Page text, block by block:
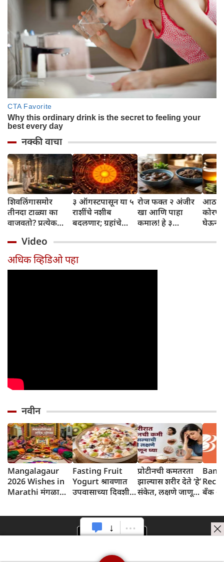
नक्की वाचा
शिवलिंगासमोर
तीनदा टाळ्या का
वाजवतो? प्रत्येक
जाणून घ्या
३ ऑगस्टपासून या ५
राशींचे नशीब
बदलणार; ग्रहांचे
संपतील आणि शुभ
दिवसांची सुरुवात
होईल
रोज फक्त २ अंजीर
खा आणि पाहा
कमाल! हे ३
तुम्हाला ठाऊक
घेऊन
Video
अधिक व्हिडिओ पहा
नवीन
Mangalagaur
2026 Wishes in
Marathi मंगळागौर
Fasting Fruit
Yogurt श्रावणात
उपवासाच्या दिवशी
प्रोटीनची कमतरता
झाल्यास शरीर देते ‘हे’
संकेत, लक्षणे जाणून बँक